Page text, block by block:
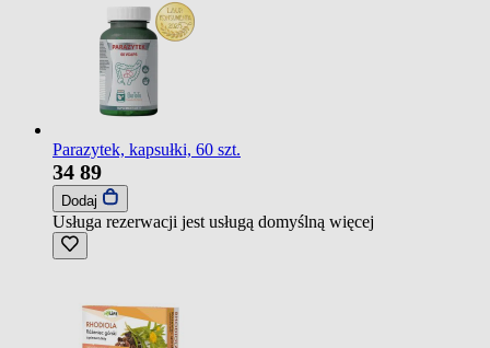
Parazytek, kapsułki, 60 szt.
34 89
Dodaj
Usługa rezerwacji jest usługą domyślną więcej